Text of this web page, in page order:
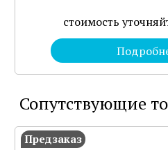
стоимость
Сопутствующие
Предзаказ